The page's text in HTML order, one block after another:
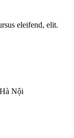
eleifend, elit.
Nội